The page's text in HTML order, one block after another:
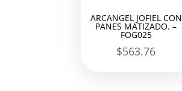
ARCANGEL JOFIEL CON
PANES MATIZADO. –
FOG025
$563.76